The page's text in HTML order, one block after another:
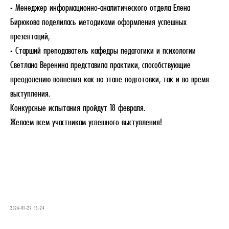
• Менеджер информационно-аналитического отдела Елена
Бирюкова поделилась методиками оформления успешных
презентаций,
• Старший преподаватель кафедры педагогики и психологии
Светлана Веренина представила практики, способствующие
преодолению волнения как на этапе подготовки, так и во время
выступления.
Конкурсные испытания пройдут 18 февраля.
Желаем всем участникам успешного выступления!
2026-01-29 15:24